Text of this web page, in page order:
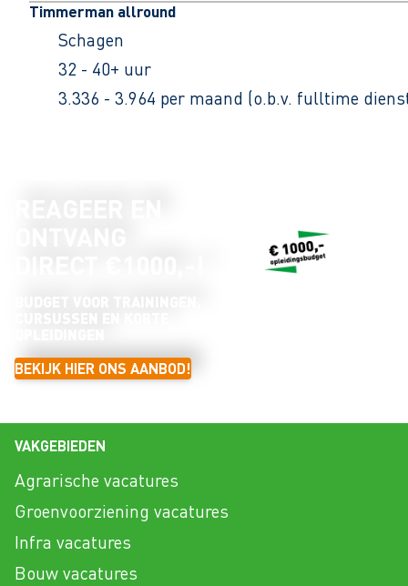
Timmerman allround
Schagen
32 - 40+ uur
3.336 - 3.964 per maand (o.b.v. fulltime
BEKIJK HIER ONS AANBOD!
VAKGEBIEDEN
Agrarische vacatures
Groenvoorziening vacatures
Infra vacatures
Bouw vacatures